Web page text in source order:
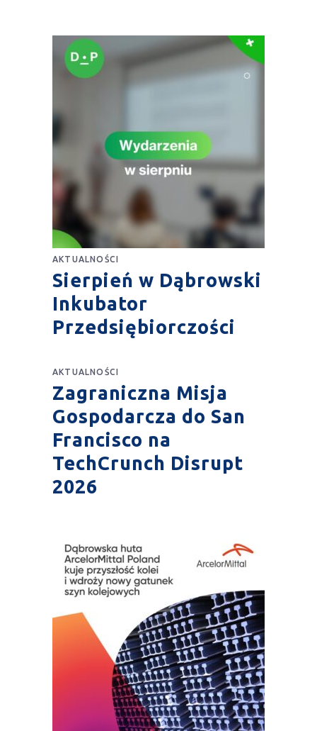
AKTUALNOŚCI
Sierpień w Dąbrowski
Inkubator
Przedsiębiorczości
AKTUALNOŚCI
Zagraniczna Misja
Gospodarcza do San
Francisco na
TechCrunch Disrupt
2026